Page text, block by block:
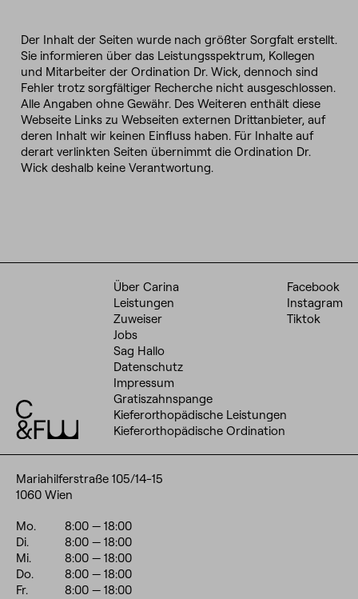
Der Inhalt der Seiten wurde nach größter Sorgfalt erstellt.
Sie informieren über das Leistungsspektrum, Kollegen
und Mitarbeiter der Ordination Dr. Wick, dennoch sind
Fehler trotz sorgfältiger Recherche nicht ausgeschlossen.
Alle Angaben ohne Gewähr. Des Weiteren enthält diese
Webseite Links zu Webseiten externen Drittanbieter, auf
deren Inhalt wir keinen Einfluss haben. Für Inhalte auf
derart verlinkten Seiten übernimmt die Ordination Dr.
Wick deshalb keine Verantwortung.
Über Carina
Leistungen
Zuweiser
Jobs
Sag Hallo
Datenschutz
Impressum
Gratiszahnspange
Kieferorthopädische Leistungen
Kieferorthopädische Ordination
Facebook
Instagram
Tiktok
Mariahilferstraße 105/14-15
1060 Wien
Mo. 8:00 — 18:00
Di.
8:00 — 18:00
Mi.
8:00 — 18:00
Do.
8:00 — 18:00
Fr.
8:00 — 18:00